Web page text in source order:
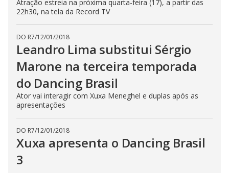
Atração estreia na próxima quarta-feira (17), a partir das
22h30, na tela da Record TV
DO R7/12/01/2018
Leandro Lima substitui Sérgio
Marone na terceira temporada
do Dancing Brasil
Ator vai interagir com Xuxa Meneghel e duplas após as
apresentações
DO R7/12/01/2018
Xuxa apresenta o Dancing Brasil
3